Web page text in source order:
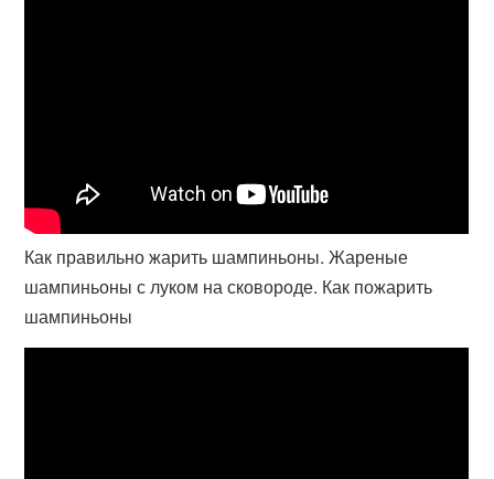
Как правильно жарить шампиньоны. Жареные
шампиньоны с луком на сковороде. Как пожарить
шампиньоны